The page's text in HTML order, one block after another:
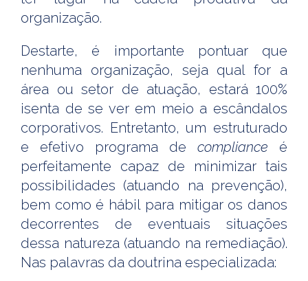
organização.
Destarte, é importante pontuar que
nenhuma organização, seja qual for a
área ou setor de atuação, estará 100%
isenta de se ver em meio a escândalos
corporativos. Entretanto, um estruturado
e efetivo programa de compliance é
perfeitamente capaz de minimizar tais
possibilidades (atuando na prevenção),
bem como é hábil para mitigar os danos
decorrentes de eventuais situações
dessa natureza (atuando na remediação).
Nas palavras da doutrina especializada: